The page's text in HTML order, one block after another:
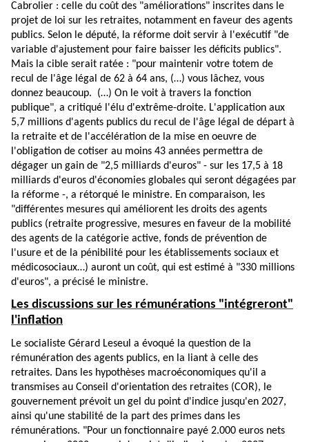
Cabrolier : celle du coût des "améliorations" inscrites dans le
projet de loi sur les retraites, notamment en faveur des agents
publics. Selon le député, la réforme doit servir à l'exécutif "de
variable d'ajustement pour faire baisser les déficits publics".
Mais la cible serait ratée : "pour maintenir votre totem de
recul de l'âge légal de 62 à 64 ans, (…) vous lâchez, vous
donnez beaucoup. (…) On le voit à travers la fonction
publique", a critiqué l'élu d'extrême-droite. L'application aux
5,7 millions d'agents publics du recul de l'âge légal de départ à
la retraite et de l'accélération de la mise en oeuvre de
l'obligation de cotiser au moins 43 années permettra de
dégager un gain de "2,5 milliards d'euros" - sur les 17,5 à 18
milliards d'euros d'économies globales qui seront dégagées par
la réforme -, a rétorqué le ministre. En comparaison, les
"différentes mesures qui améliorent les droits des agents
publics (retraite progressive, mesures en faveur de la mobilité
des agents de la catégorie active, fonds de prévention de
l'usure et de la pénibilité pour les établissements sociaux et
médicosociaux…) auront un coût, qui est estimé à "330 millions
d'euros", a précisé le ministre.
Les discussions sur les rémunérations "intégreront"
l'inflation
Le socialiste Gérard Leseul a évoqué la question de la
rémunération des agents publics, en la liant à celle des
retraites. Dans les hypothèses macroéconomiques qu'il a
transmises au Conseil d'orientation des retraites (COR), le
gouvernement prévoit un gel du point d'indice jusqu'en 2027,
ainsi qu'une stabilité de la part des primes dans les
rémunérations. "Pour un fonctionnaire payé 2.000 euros nets